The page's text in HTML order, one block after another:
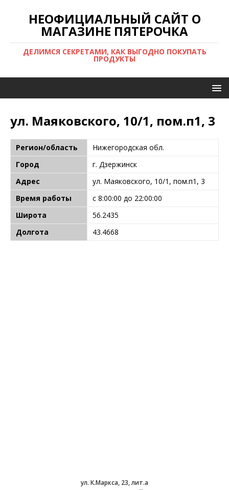
НЕОФИЦИАЛЬНЫЙ САЙТ О
МАГАЗИНЕ ПЯТЕРОЧКА
ДЕЛИМСЯ СЕКРЕТАМИ, КАК ВЫГОДНО ПОКУПАТЬ
ПРОДУКТЫ
ул. Маяковского, 10/1, пом.п1, 3
Регион/область
Нижегородская обл.
Город
г. Дзержинск
Адрес
ул. Маяковского, 10/1, пом.п1, 3
Время работы
с 8:00:00 до 22:00:00
Широта
56.2435
Долгота
43.4668
ул. К.Маркса, 23, лит.а